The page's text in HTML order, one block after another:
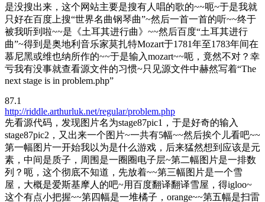
是没搜出来，这个网站主要是搜有人唱的歌的~~呃~于是我就
只好在百度上搜“世界名曲钢琴曲”~然后一首一首的听~~终于
被我听到啦~~是《土耳其进行曲》~~然后百度“土耳其进行
曲”~得到是奥地利音乐家莫扎特Mozart于1781年至1783年间在
慕尼黑或维也纳所作的~~于是输入mozart~~呃，竟然不对？幸
亏我有没事就查看源文件的习惯~只见源文件中赫然写着“The
next stage is in problem.php”
87.1
http://riddle.arthurluk.net/regular/problem.php
先看源代码，发现图片名为stage87pic1，于是好奇的输入
stage87pic2，又出来一个图片~一共有5幅~~然后挨个儿看吧~~
第一幅图片一开始我以为是什么游戏，后来猛然想到应该是元
素，中间是质子，周围是一圈圈电子层~第二幅图片是一排数
列？呃，这个彻底不知道，先放着~~第三幅图片是一个雪
屋，大概是爱斯基摩人的吧~用百度翻译翻译雪屋，得igloo~
这个有点小把握~~第四幅是一堆橘子，orange~~第五幅是扫雷